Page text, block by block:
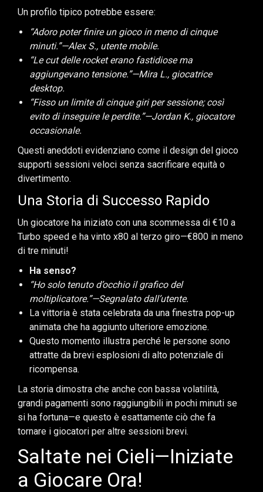
Un profilo tipico potrebbe essere:
“Adoro poter finire un gioco in meno di cinque
minuti.”—Alex S., utente mobile.
“Le cut delle rocket erano fastidiose ma
aggiungevano tensione.”—Mira L., giocatrice
desktop.
“Fisso un limite di cinque giri per sessione; così
evito di inseguire le perdite.”—Jordan K., giocatore
occasionale.
Questi aneddoti evidenziano come il design del gioco
supporti sessioni veloci senza sacrificare equità o
divertimento.
Una Storia di Successo Rapido
Un giocatore ha iniziato con una scommessa di €10 a
Turbo speed e ha vinto x80 al terzo giro—€800 in meno
di tre minuti!
Ha senso?
“Ho solo tenuto d’occhio il grafico del
moltiplicatore.”—Segnalato dall’utente.
La vittoria è stata celebrata da una finestra pop-up
animata che ha aggiunto ulteriore emozione.
Questo momento illustra perché le persone sono
attratte da brevi esplosioni di alto potenziale di
ricompensa.
La storia dimostra che anche con bassa volatilità,
grandi pagamenti sono raggiungibili in pochi minuti se
si ha fortuna—e questo è esattamente ciò che fa
tornare i giocatori per altre sessioni brevi.
Saltate nei Cieli—Iniziate
a Giocare Ora!